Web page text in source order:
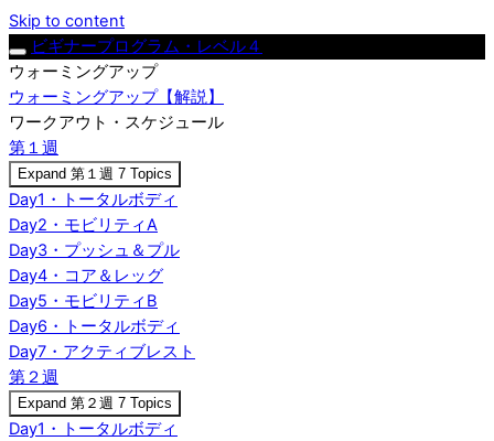
Skip to content
ビギナープログラム・レベル４
ウォーミングアップ
ウォーミングアップ【解説】
ワークアウト・スケジュール
第１週
Expand 第１週 7 Topics
Day1・トータルボディ
Day2・モビリティA
Day3・プッシュ＆プル
Day4・コア＆レッグ
Day5・モビリティB
Day6・トータルボディ
Day7・アクティブレスト
第２週
Expand 第２週 7 Topics
Day1・トータルボディ